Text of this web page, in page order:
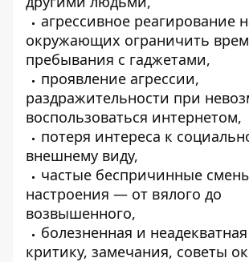
агрессивное реагирование
окружающих ограничить
пребывания с гаджетами,
проявление агрессии,
раздражительности при
воспользоваться интернетом,
потеря интереса к
внешнему виду,
частые беспричинные
настроения — от вялого до
возвышенного,
болезненная и
критику, замечания, советы